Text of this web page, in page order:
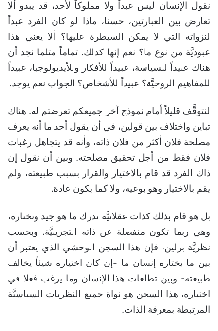
نقول الإنسان ليس عبداً ولا مملوكاً لأحد، قد يبدو ألا
تعارض بين العبارتين، حسنا، ماذا لو كان الفرد عبداً
لنزواته التي لا يمكن السيطرة عليها؟ ألا يعني هذا
عبوديَّة من نوع ما؟ نعم إنها كذلك. تماماً مثلما نجد أن
هناك عبيداً للسياسة، عبيداً للأفكار وللأيديولوجيا، عبيداً
للمفاهيم الروحيَّة؟ عبيداً للأشخاص؟ الجواب نعم يوجد.
لنتوقَّف قليلاً أمام نموذج آخر جميعكم تعرضتم له. هناك
تباين واختلاف بين قولين، في أن يقول أحد ما أنه يعرف
مصلحة فلان أكثر من فلان ذاته، وأنه قد يتجاهل رغبات
فلان فقط من أجل تحقيق مصلحته. وبين أن نقول إن
ذاك الفرد قد قام بالاختيار والقرار بسبب طبيعته، ولم
يقم بالاختيار وهو بوعيه، ولا كما يكون عادة.
بل هو قام بذلك كذات عقلانيَّة تدرك ما هو جيد وتختاره،
وهي ربما تكون منفصلة عن ذاته التجريبيَّة. وبحسب
نظريَّة برلين، فإن هذا السجن الوحشي الذي يعتبر أن
بين ما يختاره إنسان ما -إن كان اختياره شيئاً يخالف
طبيعته- وبين تطلعات هذا الإنسان وما يرغب فعلا في
اختياره، هذا السجن هو نواة جميع النظريات السياسيَّة
المرتبطة بمعرفة الذات.